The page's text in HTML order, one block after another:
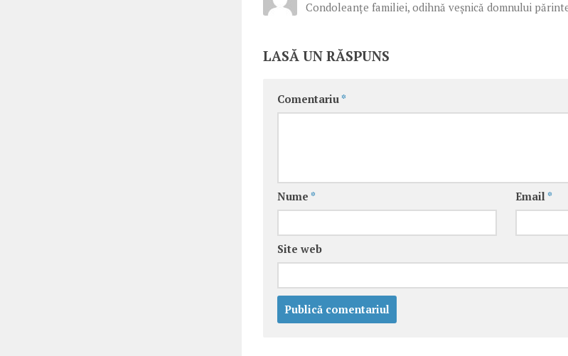
Condoleanțe familiei, odihnă veșnică domnului
LASĂ UN RĂSPUNS
Comentariu *
Nume * Email *
Site web